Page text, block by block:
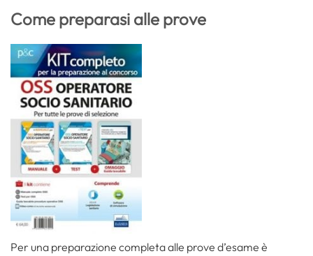
Come preparasi alle prove
Per una preparazione completa alle prove d’esame è